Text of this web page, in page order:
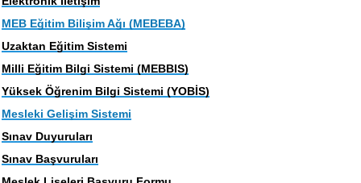
MEB Eğitim Bilişim Ağı (MEBEBA)
Uzaktan Eğitim Sistemi
Milli Eğitim Bilgi Sistemi (MEBBIS)
Yüksek Öğrenim Bilgi Sistemi (YOBİS)
Mesleki Gelişim Sistemi
Sınav Duyuruları
Sınav Başvuruları